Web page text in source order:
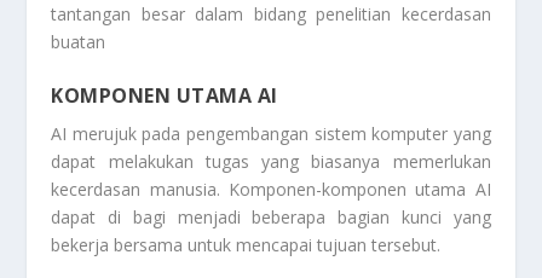
tantangan besar dalam bidang penelitian kecerdasan
buatan
KOMPONEN UTAMA AI
AI merujuk pada pengembangan sistem komputer yang
dapat melakukan tugas yang biasanya memerlukan
kecerdasan manusia. Komponen-komponen utama AI
dapat di bagi menjadi beberapa bagian kunci yang
bekerja bersama untuk mencapai tujuan tersebut.